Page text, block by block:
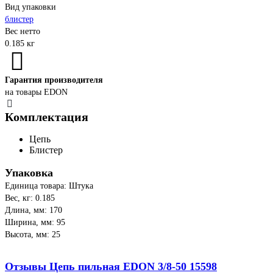
Вид упаковки
блистер
Вес нетто
0.185 кг
Гарантия производителя
на товары EDON
Комплектация
Цепь
Блистер
Упаковка
Единица товара: Штука
Вес, кг: 0.185
Длина, мм: 170
Ширина, мм: 95
Высота, мм: 25
Отзывы Цепь пильная EDON 3/8-50 15598